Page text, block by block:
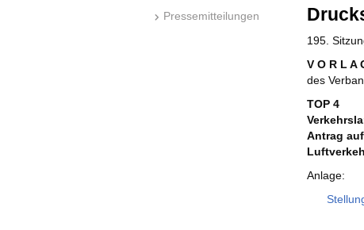
Pressemitteilungen
195.
V O R L A
des
TOP 4
Antrag
Anlage: